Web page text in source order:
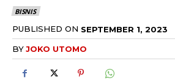
BISNIS
PUBLISHED ON SEPTEMBER 1, 2023
BYJOKO UTOMO